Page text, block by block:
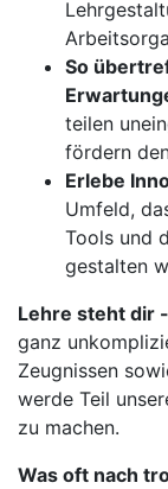
So
teilen
fördern
Erlebe
Umfeld,
Tools und
gestalten
Lehre steht dir
ganz
Zeugnissen
werde Teil
zu machen.
Was oft nach